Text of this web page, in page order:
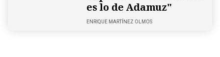
es lo de Adamuz"
ENRIQUE MARTÍNEZ OLMOS